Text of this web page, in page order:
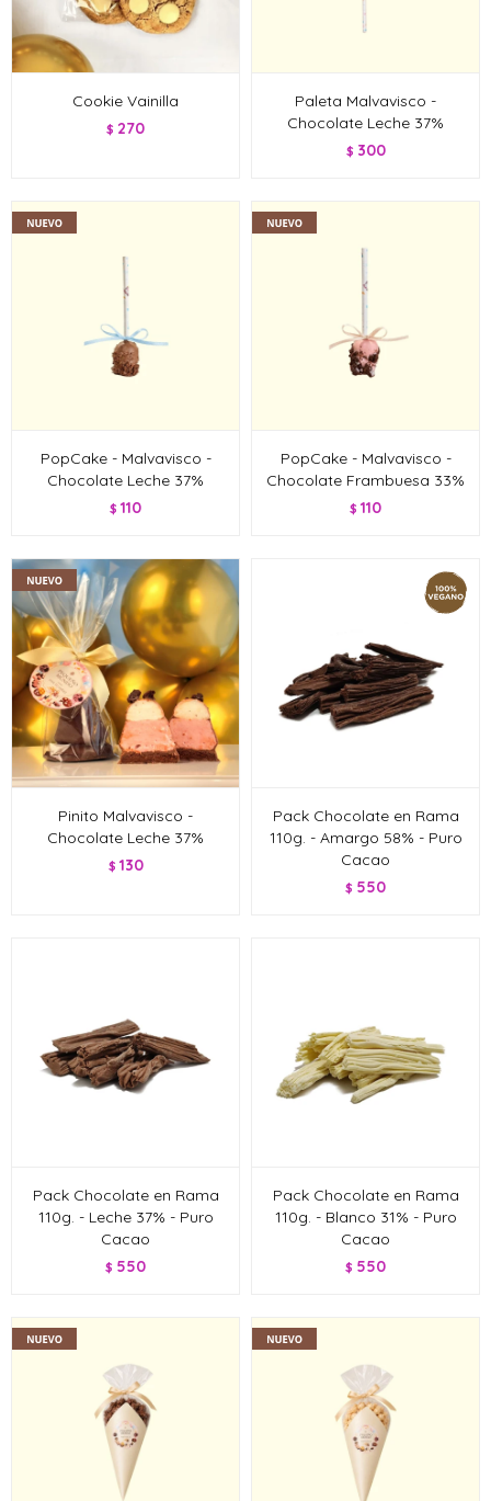
Cookie Vainilla
$ 270
Paleta Malvavisco -
Chocolate Leche 37%
$ 300
PopCake - Malvavisco -
Chocolate Leche 37%
$ 110
PopCake - Malvavisco -
Chocolate Frambuesa 33%
$ 110
Pinito Malvavisco -
Chocolate Leche 37%
$ 130
Pack Chocolate en Rama
110g. - Amargo 58% - Puro
Cacao
$ 550
Pack Chocolate en Rama
110g. - Leche 37% - Puro
Cacao
$ 550
Pack Chocolate en Rama
110g. - Blanco 31% - Puro
Cacao
$ 550